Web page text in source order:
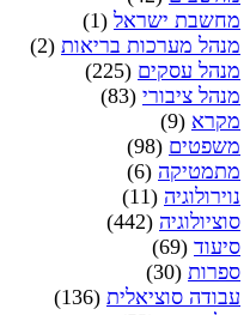
מחשבת ישראל (1)
מנהל מערכות בריאות (2)
מנהל עסקים (225)
מנהל ציבורי (83)
מקרא (9)
משפטים (98)
מתמטיקה (6)
נוירולוגיה (11)
סוציולוגיה (442)
סיעוד (69)
ספרות (30)
עבודה סוציאלית (136)